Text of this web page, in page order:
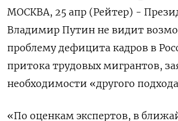
МОСКВА, 25 апр (Рейтер) -
Владимир Путин не видит
проблему дефицита кадров в
притока трудовых мигрантов,
необходимости «другого
«По оценкам экспертов, в